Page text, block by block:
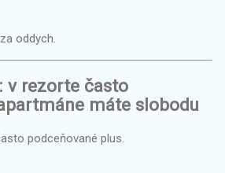
oddych.
v rezorte často
máte slobodu
podceňované plus.